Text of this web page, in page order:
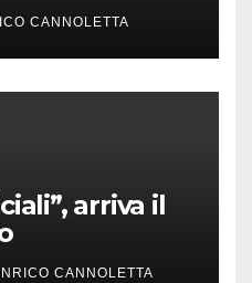
CANNOLETTA
arriva il
CANNOLETTA